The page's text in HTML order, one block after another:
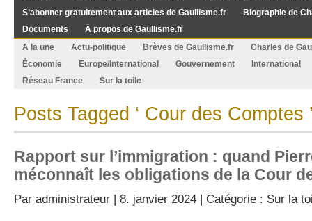
S’abonner gratuitement aux articles de Gaullisme.fr
Biographie de
Documents
À propos de Gaullisme.fr
A la une
Actu-politique Brèves de Gaullisme.fr
Charles de
Économie
Europe/International Gouvernement
International
Réseau France
Sur la toile
Posts Tagged ‘ Cour des Comptes
Rapport sur l’immigration : quand
méconnaît les obligations de la Cour
Par administrateur | 8. janvier 2024 | Catégorie : Sur la